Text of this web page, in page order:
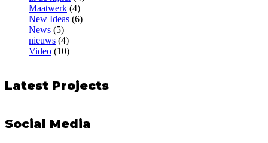
Maatwerk (4)
New Ideas (6)
News (5)
nieuws (4)
Video (10)
Latest Projects
Social Media